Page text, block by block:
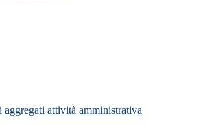
aggregati attività amministrativa